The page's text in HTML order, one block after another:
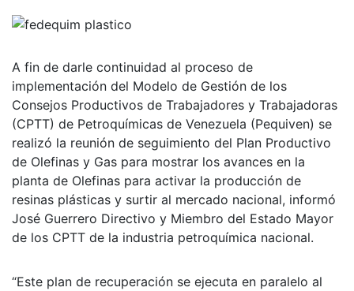
A fin de darle continuidad al proceso de
implementación del Modelo de Gestión de los
Consejos Productivos de Trabajadores y Trabajadoras
(CPTT) de Petroquímicas de Venezuela (Pequiven) se
realizó la reunión de seguimiento del Plan Productivo
de Olefinas y Gas para mostrar los avances en la
planta de Olefinas para activar la producción de
resinas plásticas y surtir al mercado nacional, informó
José Guerrero Directivo y Miembro del Estado Mayor
de los CPTT de la industria petroquímica nacional.
“Este plan de recuperación se ejecuta en paralelo al